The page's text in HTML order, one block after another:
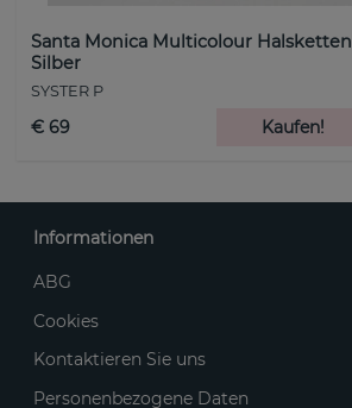
Santa Monica Multicolour Halsketten
Silber
SYSTER P
€ 69 Kaufen!
Informationen
ABG
Cookies
Kontaktieren Sie uns
Personenbezogene Daten